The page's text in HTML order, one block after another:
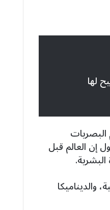
لها
البصريات
إن العالم قبل
والديناميكا